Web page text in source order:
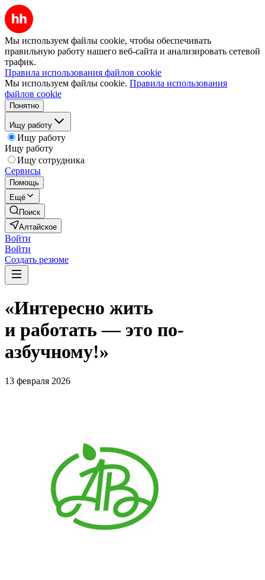
Мы используем файлы cookie, чтобы обеспечивать
правильную работу нашего веб-сайта и анализировать сетевой
трафик.
Правила использования файлов cookie
Мы используем файлы cookie. Правила использования
файлов cookie
Понятно
Ищу работу
Ищу работу
Ищу работу
Ищу сотрудника
Сервисы
Помощь
Ещё
Поиск
Алтайское
Войти
Войти
Создать резюме
«Интересно жить
и работать — это по-
азбучному!»
13 февраля 2026